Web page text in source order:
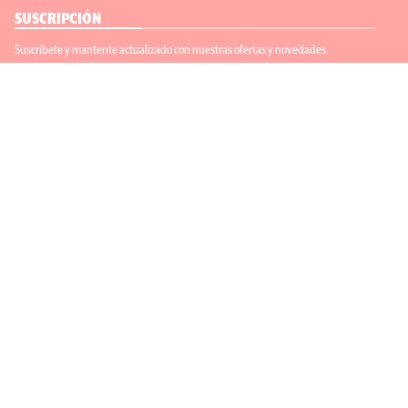
SUSCRIPCIÓN
Suscríbete y mantente actualizado con nuestras ofertas y novedades.